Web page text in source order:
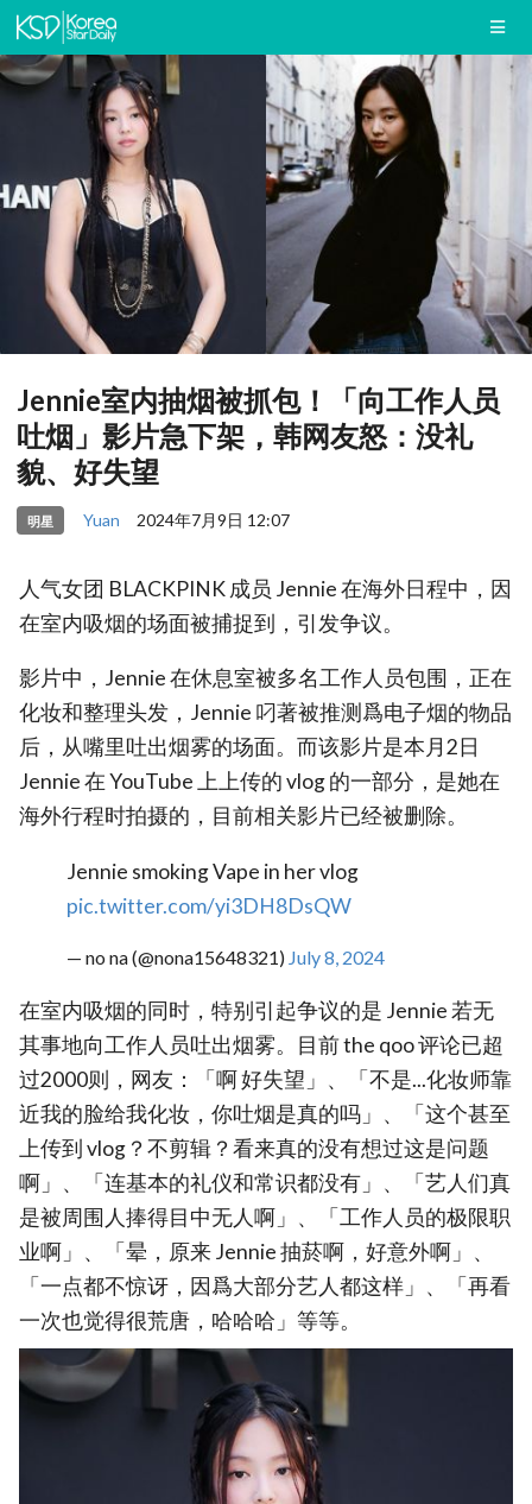
Jennie室内抽烟被抓包！「向工作人员
吐烟」影片急下架，韩网友怒：没礼
貌、好失望
明星 Yuan 2024年7月9日 12:07
人气女团 BLACKPINK 成员 Jennie 在海外日程中，因
在室内吸烟的场面被捕捉到，引发争议。
影片中，Jennie 在休息室被多名工作人员包围，正在
化妆和整理头发，Jennie 叼著被推测爲电子烟的物品
后，从嘴里吐出烟雾的场面。而该影片是本月2日
Jennie 在 YouTube 上上传的 vlog 的一部分，是她在
海外行程时拍摄的，目前相关影片已经被删除。
Jennie smoking Vape in her vlog
pic.twitter.com/yi3DH8DsQW
— no na (@nona15648321) July 8, 2024
在室内吸烟的同时，特别引起争议的是 Jennie 若无
其事地向工作人员吐出烟雾。目前 the qoo 评论已超
过2000则，网友：「啊 好失望」、「不是...化妆师靠
近我的脸给我化妆，你吐烟是真的吗」、「这个甚至
上传到 vlog？不剪辑？看来真的没有想过这是问题
啊」、「连基本的礼仪和常识都没有」、「艺人们真
是被周围人捧得目中无人啊」、「工作人员的极限职
业啊」、「晕，原来 Jennie 抽菸啊，好意外啊」、
「一点都不惊讶，因爲大部分艺人都这样」、「再看
一次也觉得很荒唐，哈哈哈」等等。